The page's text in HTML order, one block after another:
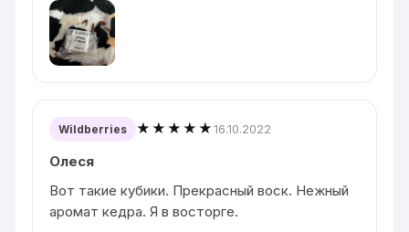
Wildberries ★★★★★16.10.2022
Олеся
Вот такие кубики. Прекрасный воск. Нежный
аромат кедра. Я в восторге.